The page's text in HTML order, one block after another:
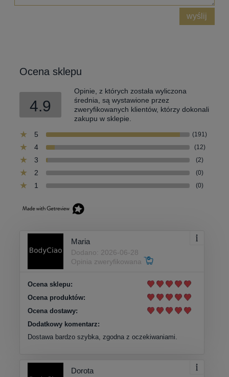
wyślij
Ocena sklepu
4.9
Opinie, z których została wyliczona
średnia, są wystawione przez
zweryfikowanych klientów, którzy dokonali
zakupu w sklepie.
5
(191)
4 (12)
3 (2)
2 (0)
1 (0)
Maria
Dodano: 2026-06-28
Opinia zweryfikowana
Ocena sklepu:
Ocena produktów:
Ocena dostawy:
Dodatkowy komentarz:
Dostawa bardzo szybka, zgodna z oczekiwaniami.
Dorota